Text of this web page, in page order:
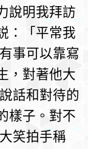
說明我拜訪
：「平常我
事可以靠寫
，對著他大
話和對待的
樣子。對不
笑拍手稱